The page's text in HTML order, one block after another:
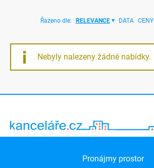
Řazeno dle: RELEVANCE DATA CENY
Nebyly nalezeny žádné nabídky.
Pronájmy prostor